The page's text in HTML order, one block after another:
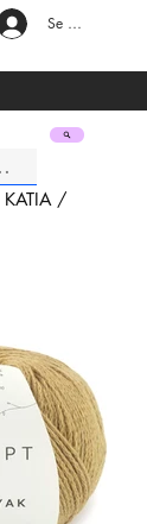
Se connecter
KATIA /